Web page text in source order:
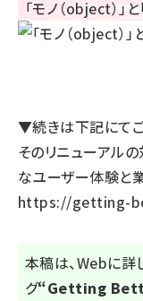
▼続きは下記にて
そのリニューアル
なユーザー体験と
https://getting-
本稿は、Webに詳
グ“Getting